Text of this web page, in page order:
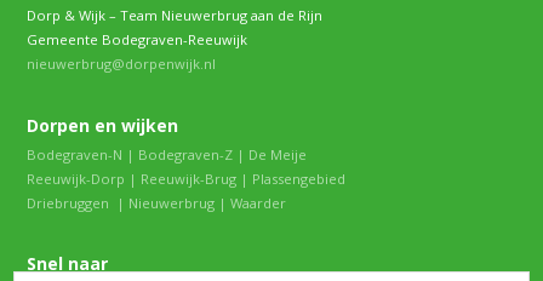
Dorp & Wijk – Team Nieuwerbrug aan de Rijn
Gemeente Bodegraven-Reeuwijk
nieuwerbrug@dorpenwijk.nl
Dorpen en wijken
Bodegraven-N | Bodegraven-Z | De Meije
Reeuwijk-Dorp | Reeuwijk-Brug | Plassengebied
Driebruggen | Nieuwerbrug |Waarder
Snel naar